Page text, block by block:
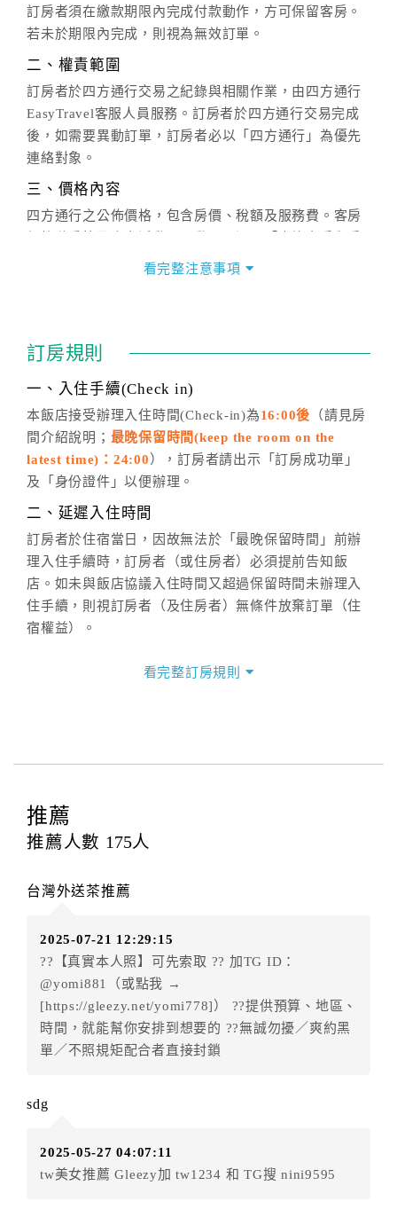
訂房者須在繳款期限內完成付款動作，方可保留客房。
若未於期限內完成，則視為無效訂單。
二、權責範圍
訂房者於四方通行交易之紀錄與相關作業，由四方通行
EasyTravel客服人員服務。訂房者於四方通行交易完成
後，如需要異動訂單，訂房者必以「四方通行」為優先
連絡對象。
三、價格內容
四方通行之公佈價格，包含房價、稅額及服務費。客房
價」之當日價格為標準。
話方式異動訂單。
※非客服時間之申辦異動，皆為次日計算及辦理。
五、客服時間
週一至週日，上午9:00～晚上6:00
六、聯絡方式
(07)9682715 。
看完整注意事項
訂房規則
一、入住手續(Check in)
本飯店接受辦理入住時間(Check-in)為16:00後 （請見房
間介紹說明； 最晚保留時間(keep the room on the
latest time)：24:00 ），訂房者請出示「訂房成功單」
及「身份證件」以便辦理。
二、延遲入住時間
訂房者於住宿當日，因故無法於「最晚保留時間」前辦
理入住手續時，訂房者（或住房者）必須提前告知飯
店。如未與飯店協議入住時間又超過保留時間未辦理入
住手續，則視訂房者（及住房者）無條件放棄訂單（住
宿權益）。
四、訂單異動
提出申辦不得異動訂單。
每筆訂單異動限定 乙
辦理取消退款。
房者應補足差額。（限原訂飯店）
房者不得要求退其差額。（限原訂飯店）
五、保留住宿權益(保留住房)
．訂房者因故辦理訂單異動，本飯店可接受保留住宿金
額3個月 限原訂飯店），異動完成後不得辦理取消退款。
（提出申辦日為保留起算日）
件放棄訂單（住宿權益）。 （限原訂飯店使用）
得辦理取消退款。
．訂單異動後，訂單費用總計大於原訂單費用總計時，
看完整訂房規則
推薦
推薦人數 175人
台灣外送茶推薦
2025-07-21 12:29:15
??【真實本人照】可先索取 ?? 加TG ID：
@yomi881（或點我 →
[https://gleezy.net/yomi778]） ??提供預算、地區、
時間，就能幫你安排到想要的 ??無誠勿擾／爽約黑
單／不照規矩配合者直接封鎖
sdg
2025-05-27 04:07:11
tw美女推薦 Gleezy加 tw1234 和 TG搜 nini9595